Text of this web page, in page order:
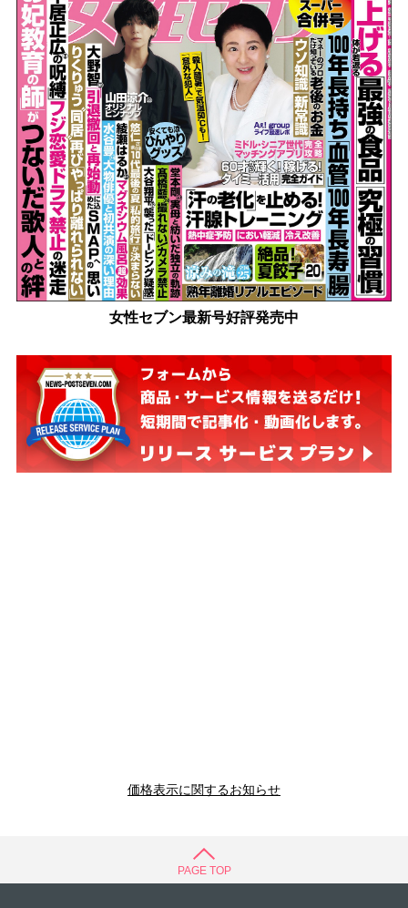
女性セブン最新号好評発売中
価格表示に関するお知らせ
PAGE TOP